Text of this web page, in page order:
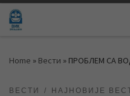
Skip to content
Home » Вести » ПРОБЛЕМ СА
ВЕСТИ НАЈНОВИЈЕ